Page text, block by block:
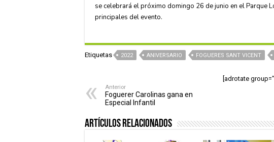
se celebrará el próximo domingo 26 de junio en el Parque
principales del evento.
Etiquetas 2022 ANIVERSARIO FOGUERES SANT VICENT
[adrotate
Anterior
Foguerer Carolinas gana en
Especial Infantil
Artículos relacionados